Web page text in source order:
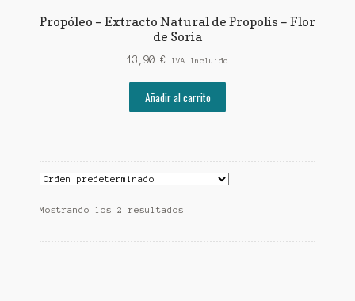
Propóleo – Extracto Natural de Propolis – Flor
de Soria
13,90 € IVA Incluido
Añadir al carrito
Mostrando los 2 resultados